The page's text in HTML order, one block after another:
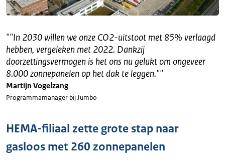
""In 2030 willen we onze CO2-uitstoot met 85% verlaagd
hebben, vergeleken met 2022. Dankzij
doorzettingsvermogen is het ons nu gelukt om ongeveer
8.000 zonnepanelen op het dak te leggen.""
Martijn Vogelzang
Programmamanager bij Jumbo
HEMA-filiaal zette grote stap naar
gasloos met 260 zonnepanelen